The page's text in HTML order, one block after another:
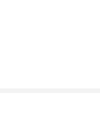
위가 다를 뿐 성에 관한 다
기 위한 장치냐는 물음에
설정이 아닌, 우리가 외면
‘유리’라는 인물을 통해 여